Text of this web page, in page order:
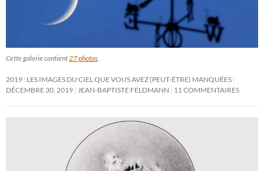
Cette galerie contient 27 photos
2019 : LES IMAGES DU CIEL QUE VOUS AVEZ (PEUT-ÊTRE) MANQUÉES
DÉCEMBRE 30, 2019
JEAN-BAPTISTE FELDMANN 11 COMMENTAIRES